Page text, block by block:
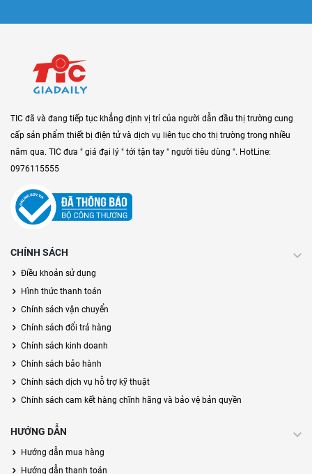
TIC đã và đang tiếp tục khẳng định vị trí của người dẫn đầu thị trường cung
cấp sản phẩm thiết bị điện tử và dịch vụ liên tục cho thị trường trong nhiều
năm qua. TIC đưa " giá đại lý " tới tận tay " người tiêu dùng ". HotLine:
0976115555
CHÍNH SÁCH
Điều khoản sử dụng
Hình thức thanh toán
Chính sách vận chuyển
Chính sách đổi trả hàng
Chính sách kinh doanh
Chính sách bảo hành
Chính sách dịch vụ hỗ trợ kỹ thuật
Chính sách cam kết hàng chĩnh hãng và bảo vệ bản quyền
HƯỚNG DẪN
Hướng dẫn mua hàng
Hướng dẫn thanh toán